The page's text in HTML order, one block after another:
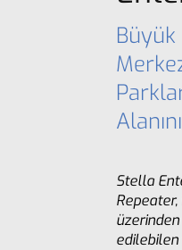
Büyük
Stella